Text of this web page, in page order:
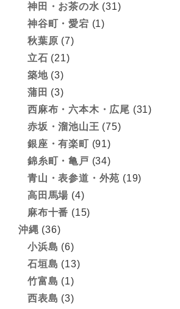
神田・お茶の水 (31)
神谷町・愛宕 (1)
秋葉原 (7)
立石 (21)
築地(3)
蒲田 (3)
西麻布・六本木・広尾 (31)
赤坂・溜池山王 (75)
銀座・有楽町 (91)
錦糸町・亀戸 (34)
青山・表参道・外苑 (19)
高田馬場 (4)
麻布十番 (15)
沖縄 (36)
小浜島 (6)
石垣島 (13)
竹富島 (1)
西表島 (3)